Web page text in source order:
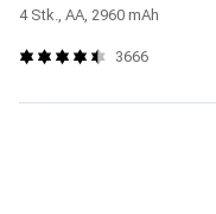
4 Stk., AA, 2960 mAh
3666